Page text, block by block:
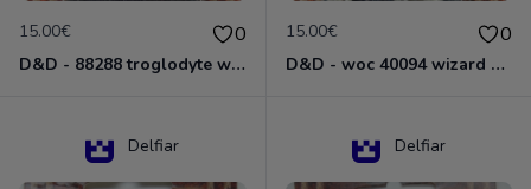
15.00€ 0
D&D - 88288 troglodyte with long Miniature - Donjons Dragons
15.00€ 0
D&D - woc 40094 wizard human male Miniature - Donjons Dragons
Delfiar Delfiar